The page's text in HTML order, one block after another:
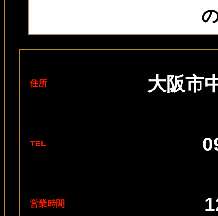
住所 大阪市
TEL
営業時間